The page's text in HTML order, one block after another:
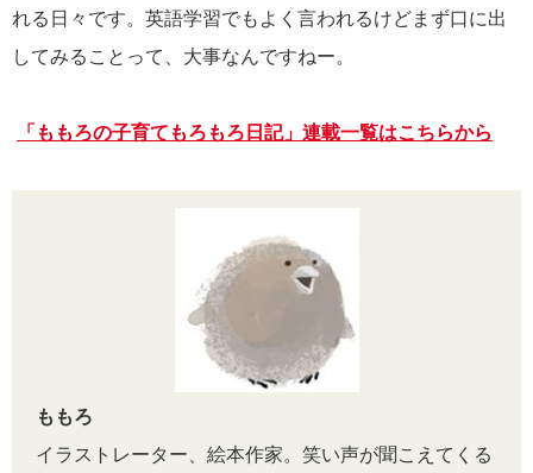
れる日々です。英語学習でもよく言われるけどまず口に出
してみることって、大事なんですねー。
「ももろの子育てもろもろ日記」連載一覧はこちらから
ももろ
イラストレーター、絵本作家。笑い声が聞こえてくる